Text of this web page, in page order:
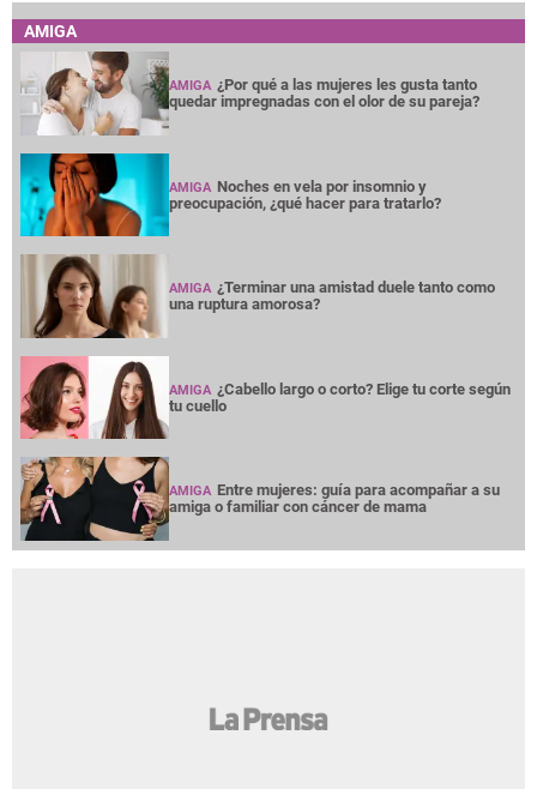
AMIGA
AMIGA ¿Por qué a las mujeres les gusta tanto
quedar impregnadas con el olor de su pareja?
AMIGA Noches en vela por insomnio y
preocupación, ¿qué hacer para tratarlo?
AMIGA ¿Terminar una amistad duele tanto como
una ruptura amorosa?
AMIGA ¿Cabello largo o corto? Elige tu corte según
tu cuello
AMIGA Entre mujeres: guía para acompañar a su
amiga o familiar con cáncer de mama